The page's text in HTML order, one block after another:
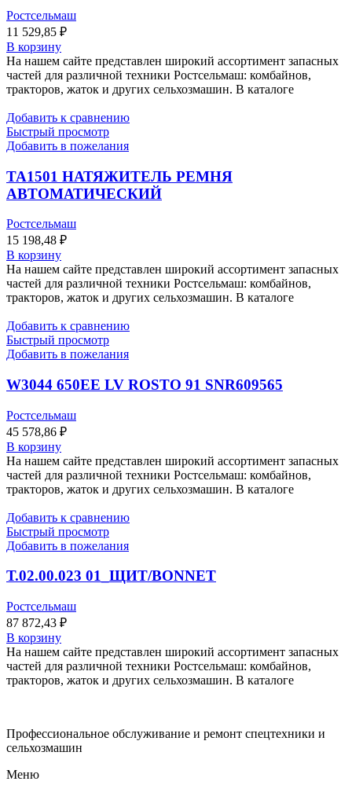
Ростсельмаш
11 529,85 ₽
В корзину
На нашем сайте представлен широкий ассортимент запасных
частей для различной техники Ростсельмаш: комбайнов,
тракторов, жаток и других сельхозмашин. В каталоге
Добавить к сравнению
Быстрый просмотр
Добавить в пожелания
TA1501 НАТЯЖИТЕЛЬ РЕМНЯ
АВТОМАТИЧЕСКИЙ
Ростсельмаш
15 198,48 ₽
В корзину
На нашем сайте представлен широкий ассортимент запасных
частей для различной техники Ростсельмаш: комбайнов,
тракторов, жаток и других сельхозмашин. В каталоге
Добавить к сравнению
Быстрый просмотр
Добавить в пожелания
W3044 650EE LV ROSTO 91 SNR609565
Ростсельмаш
45 578,86 ₽
В корзину
На нашем сайте представлен широкий ассортимент запасных
частей для различной техники Ростсельмаш: комбайнов,
тракторов, жаток и других сельхозмашин. В каталоге
Добавить к сравнению
Быстрый просмотр
Добавить в пожелания
Т.02.00.023 01_ЩИТ/BONNET
Ростсельмаш
87 872,43 ₽
В корзину
На нашем сайте представлен широкий ассортимент запасных
частей для различной техники Ростсельмаш: комбайнов,
тракторов, жаток и других сельхозмашин. В каталоге
Профессиональное обслуживание и ремонт спецтехники и
сельхозмашин
Меню